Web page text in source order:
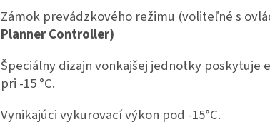
Zámok prevádzkového režimu (voliteľné s
Planner Controller)
Špeciálny dizajn vonkajšej jednotky poskytuje
pri -15 °C.
Vynikajúci vykurovací výkon pod -15°C.